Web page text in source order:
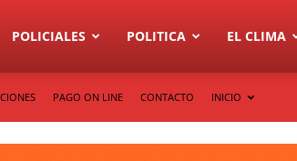
POLICIALES POLITICA EL CLIMA
PAGO ON LINE CONTACTO INICIO